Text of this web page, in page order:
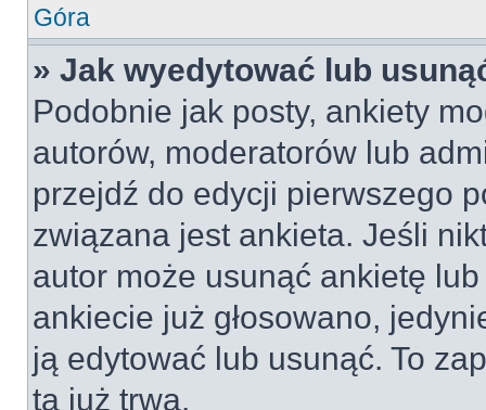
Góra
» Jak wyedytować lub
Podobnie jak posty, ankiety
autorów, moderatorów lub
przejdź do edycji pierwszego
związana jest ankieta. Jeśli
autor może usunąć ankietę
ankiecie już głosowano,
ją edytować lub usunąć. To
ta już trwa.